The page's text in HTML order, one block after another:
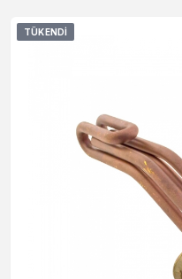
TÜKENDI